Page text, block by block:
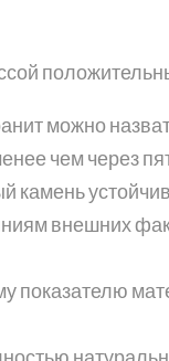
можно
чем через
внешних
показателю